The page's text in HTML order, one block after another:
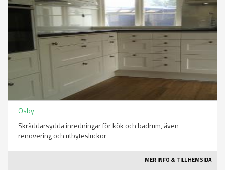
Osby
Skräddarsydda inredningar för kök och badrum, även
renovering och utbytesluckor
MER INFO & TILL HEMSIDA